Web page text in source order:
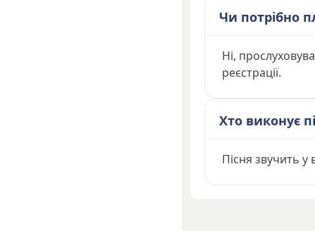
Чи потрібно
Ні,
реєстрації.
Хто виконує
Пісня звучить у